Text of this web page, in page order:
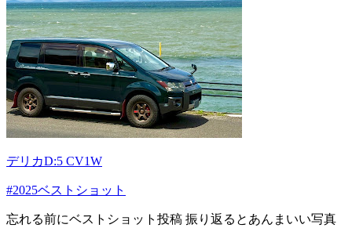
デリカD:5 CV1W
#2025ベストショット
忘れる前にベストショット投稿 振り返るとあんまいい写真